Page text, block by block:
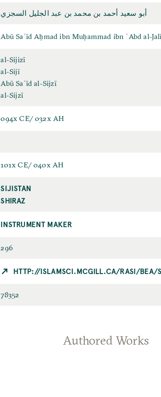
أبو سعيد أحمد بن محمد بن عبد الجليل السجزي
Abū Saʿīd Aḥmad ibn Muḥammad ibn ʿAbd al-
al-Sijizī
al-Sijī
Abū Saʿīd al-Sijzī
al-Sijzī
094x CE/ 032x AH
101x CE/ 040x AH
SIJISTAN
SHIRAZ
INSTRUMENT MAKER
296
HTTP://ISLAMSCI.MCGILL.CA/RASI/BEA/
78352
Authored Works